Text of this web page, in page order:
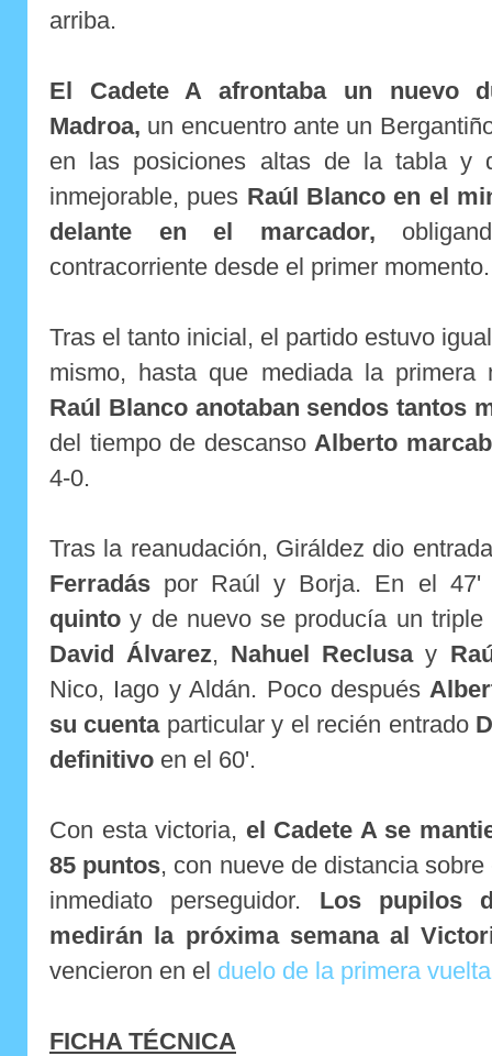
arriba.
El Cadete A afrontaba un nuevo
Madroa, un encuentro ante un
en las posiciones altas de la tabla y
inmejorable, pues Raúl Blanco en el
delante en el marcador,
contracorriente desde el primer momento.
Tras el tanto inicial, el partido estuvo
mismo, hasta que mediada la
Raúl Blanco anotaban sendos tantos
del tiempo de descanso Alberto
4-0.
Tras la reanudación, Giráldez dio
Ferradás por Raúl y Borja. En el
quinto y de nuevo se producía un
David Álvarez, Nahuel Reclusay
Nico, Iago y Aldán. Poco después
su cuentaparticular y el recién entrado
definitivo en el 60'.
Con esta victoria, el Cadete A se
85 puntos, con nueve de distancia
inmediato perseguidor. Los pupilos
medirán la próxima semana al
vencieron en el duelo de la primera
FICHA TÉCNICA